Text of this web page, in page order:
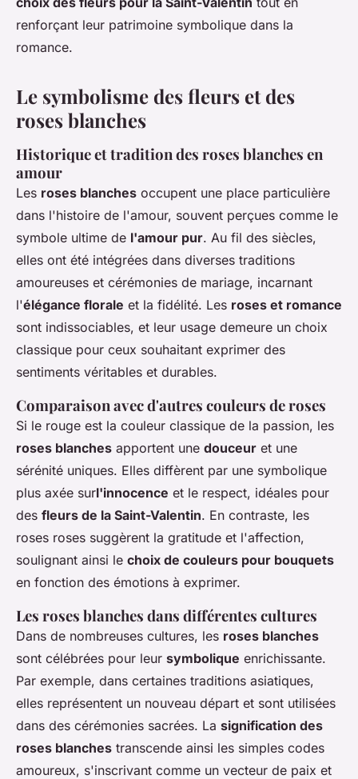
renforçant leur patrimoine symbolique dans la
romance.
Le symbolisme des fleurs et des
roses blanches
Historique et tradition des roses blanches en
amour
Les roses blanches occupent une place particulière
dans l'histoire de l'amour, souvent perçues comme le
symbole ultime de l'amour pur. Au fil des siècles,
elles ont été intégrées dans diverses traditions
amoureuses et cérémonies de mariage, incarnant
l'élégance florale et la fidélité. Les roses et romance
sont indissociables, et leur usage demeure un choix
classique pour ceux souhaitant exprimer des
sentiments véritables et durables.
Comparaison avec d'autres couleurs de roses
Si le rouge est la couleur classique de la passion, les
roses blanches apportent une douceur et une
sérénité uniques. Elles diffèrent par une symbolique
plus axée surl'innocence et le respect, idéales pour
des fleurs de la Saint-Valentin. En contraste, les
roses roses suggèrent la gratitude et l'affection,
soulignant ainsi le choix de couleurs pour bouquets
en fonction des émotions à exprimer.
Les roses blanches dans différentes cultures
Dans de nombreuses cultures, les roses blanches
sont célébrées pour leur symbolique enrichissante.
Par exemple, dans certaines traditions asiatiques,
elles représentent un nouveau départ et sont utilisées
dans des cérémonies sacrées. La signification des
roses blanches transcende ainsi les simples codes
amoureux, s'inscrivant comme un vecteur de paix et